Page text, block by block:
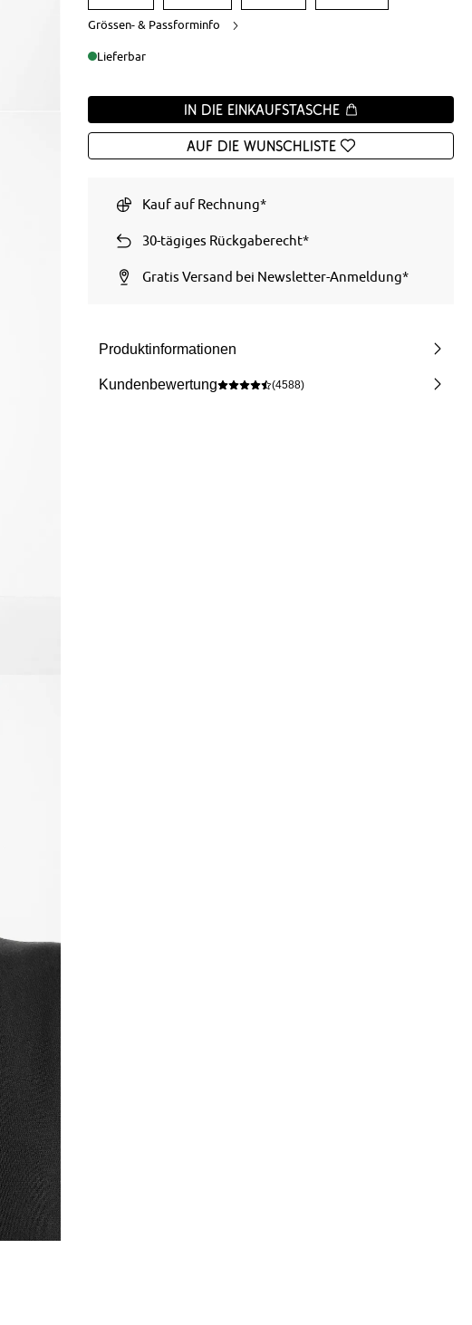
Grössen- & Passforminfo
Lieferbar
In die Einkaufstasche
Auf die Wunschliste
Kauf auf Rechnung*
30-tägiges Rückgaberecht*
Gratis Versand bei Newsletter-Anmeldung*
Produktinformationen
Kundenbewertung (4588)